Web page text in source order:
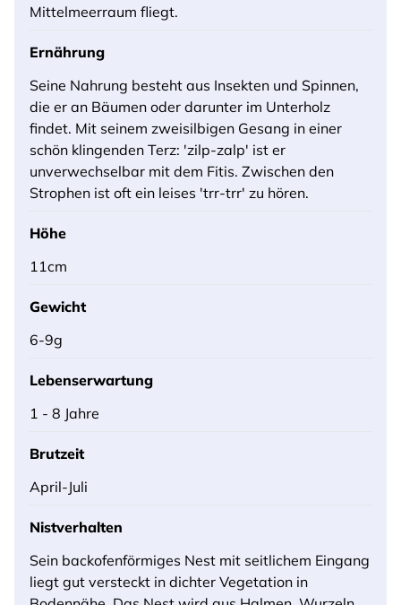
Mittelmeerraum fliegt.
Ernährung
Seine Nahrung besteht aus Insekten und Spinnen,
die er an Bäumen oder darunter im Unterholz
findet. Mit seinem zweisilbigen Gesang in einer
schön klingenden Terz: 'zilp-zalp' ist er
unverwechselbar mit dem Fitis. Zwischen den
Strophen ist oft ein leises 'trr-trr' zu hören.
Höhe
11cm
Gewicht
6-9g
Lebenserwartung
1 - 8 Jahre
Brutzeit
April-Juli
Nistverhalten
Sein backofenförmiges Nest mit seitlichem Eingang
liegt gut versteckt in dichter Vegetation in